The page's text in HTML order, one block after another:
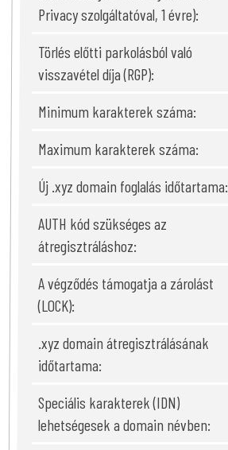
Privacy szolgáltatóval, 1 évre):
Törlés előtti parkolásból való
visszavétel díja (RGP):
Minimum karakterek száma:
Maximum karakterek száma:
Új .xyz domain foglalás időtartama:
AUTH kód szükséges az
átregisztráláshoz:
A végződés támogatja a zárolást
(LOCK):
.xyz domain átregisztrálásának
időtartama:
Speciális karakterek (IDN)
lehetségesek a domain névben: